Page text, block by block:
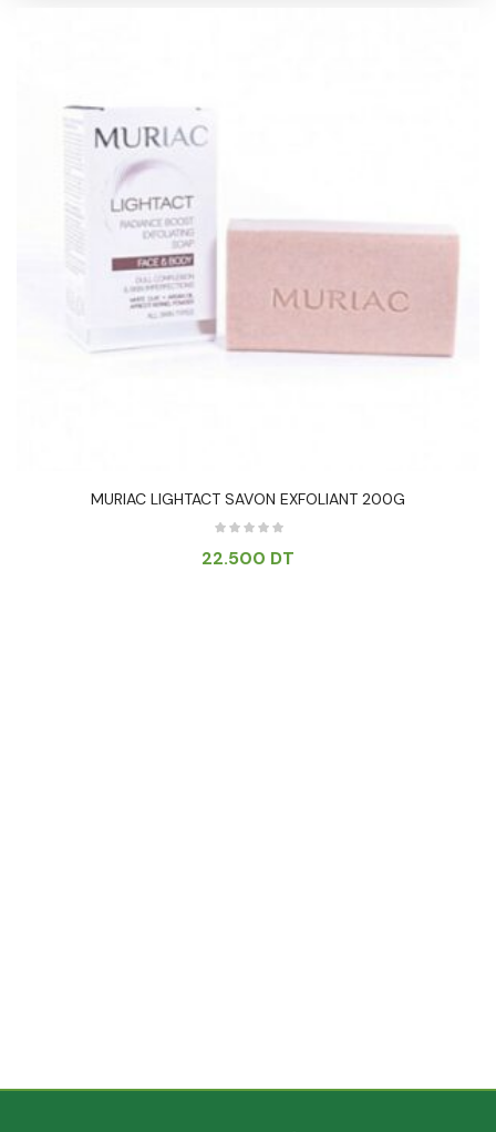
MURIAC LIGHTACT SAVON EXFOLIANT 200G
22.500 DT